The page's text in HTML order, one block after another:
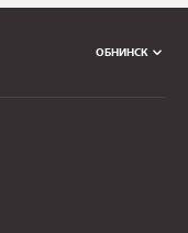
ОБНИНСК